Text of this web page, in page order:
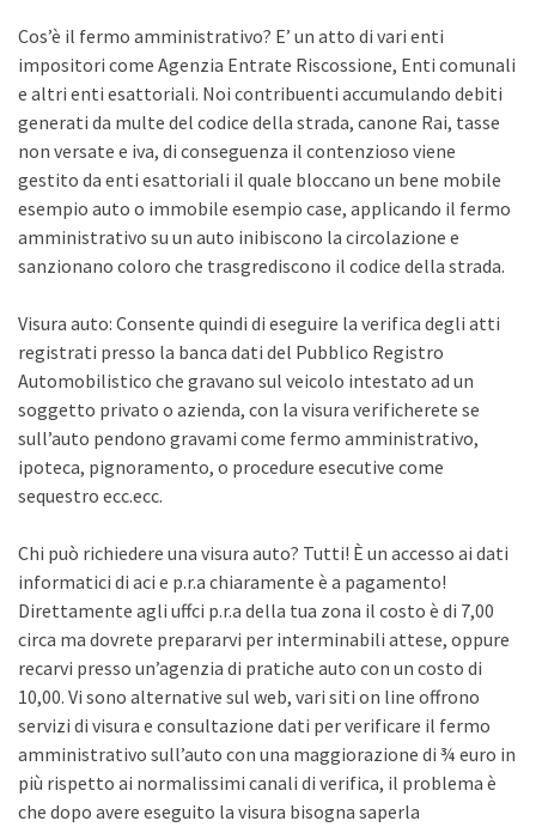
Cos’è il fermo amministrativo? E’ un atto di vari enti
impositori come Agenzia Entrate Riscossione, Enti comunali
e altri enti esattoriali. Noi contribuenti accumulando debiti
generati da multe del codice della strada, canone Rai, tasse
non versate e iva, di conseguenza il contenzioso viene
gestito da enti esattoriali il quale bloccano un bene mobile
esempio auto o immobile esempio case, applicando il fermo
amministrativo su un auto inibiscono la circolazione e
sanzionano coloro che trasgrediscono il codice della strada.
Visura auto: Consente quindi di eseguire la verifica degli atti
registrati presso la banca dati del Pubblico Registro
Automobilistico che gravano sul veicolo intestato ad un
soggetto privato o azienda, con la visura verificherete se
sull’auto pendono gravami come fermo amministrativo,
ipoteca, pignoramento, o procedure esecutive come
sequestro ecc.ecc.
Chi può richiedere una visura auto? Tutti! È un accesso ai dati
informatici di aci e p.r.a chiaramente è a pagamento!
Direttamente agli uffci p.r.a della tua zona il costo è di 7,00
circa ma dovrete prepararvi per interminabili attese, oppure
recarvi presso un’agenzia di pratiche auto con un costo di
10,00. Vi sono alternative sul web, vari siti on line offrono
servizi di visura e consultazione dati per verificare il fermo
amministrativo sull’auto con una maggiorazione di ¾ euro in
più rispetto ai normalissimi canali di verifica, il problema è
che dopo avere eseguito la visura bisogna saperla